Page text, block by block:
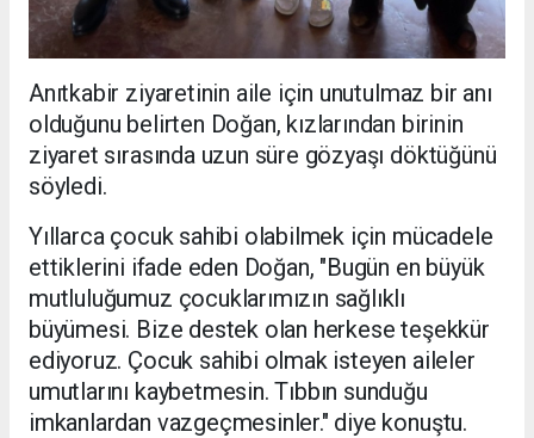
Anıtkabir ziyaretinin aile için unutulmaz bir anı
olduğunu belirten Doğan, kızlarından birinin
ziyaret sırasında uzun süre gözyaşı döktüğünü
söyledi.
Yıllarca çocuk sahibi olabilmek için mücadele
ettiklerini ifade eden Doğan, "Bugün en büyük
mutluluğumuz çocuklarımızın sağlıklı
büyümesi. Bize destek olan herkese teşekkür
ediyoruz. Çocuk sahibi olmak isteyen aileler
umutlarını kaybetmesin. Tıbbın sunduğu
imkanlardan vazgeçmesinler." diye konuştu.